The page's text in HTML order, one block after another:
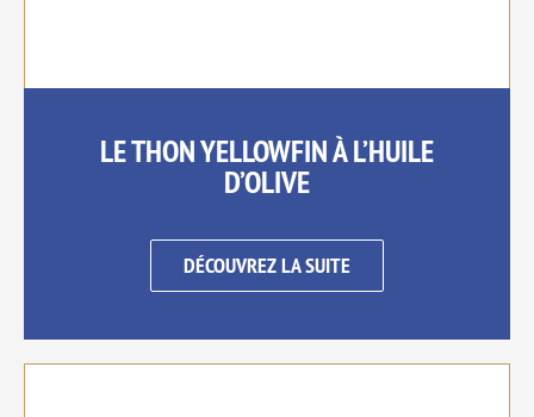
LE THON YELLOWFIN À L’HUILE
D’OLIVE
DÉCOUVREZ LA SUITE